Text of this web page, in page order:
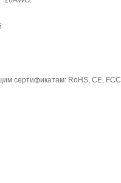
сертификатам: RoHS, CE,